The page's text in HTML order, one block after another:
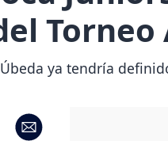
ya tendría